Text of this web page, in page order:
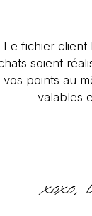
Le fichier client
soient
vos points au
valables